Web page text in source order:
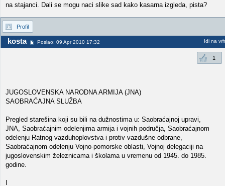
na stajanci. Dali se mogu naci slike sad kako kasarna izgleda, pista?
Profil
kosta Poslao: 09 Apr 2010 17:32 Idi na vrh
1
JUGOSLOVENSKA NARODNA ARMIJA (JNA)
SAOBRAĆAJNA SLUŽBA
Pregled starešina koji su bili na dužnostima u: Saobraćajnoj upravi,
JNA, Saobraćajnim odelenjima armija i vojnih područja, Saobraćajnom
odelenju Ratnog vazduhoplovstva i protiv vazdušne odbrane,
Saobraćajnom odelenju Vojno-pomorske oblasti, Vojnoj delegaciji na
jugoslovenskim železnicama i školama u vremenu od 1945. do 1985.
godine.